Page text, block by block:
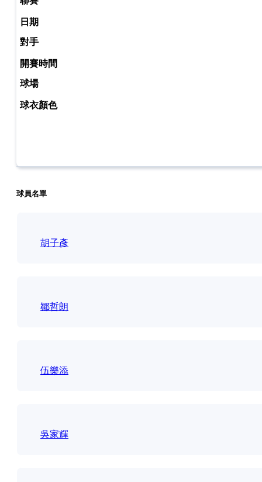
球員名單
胡子彥
鄒哲朗
伍樂添
吳家輝